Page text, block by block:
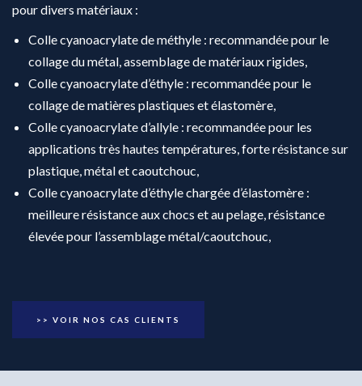
pour divers matériaux :
Colle cyanoacrylate de méthyle : recommandée pour le
collage du métal, assemblage de matériaux rigides,
Colle cyanoacrylate d’éthyle : recommandée pour le
collage de matières plastiques et élastomère,
Colle cyanoacrylate d’allyle : recommandée pour les
applications très hautes températures, forte résistance sur
plastique, métal et caoutchouc,
Colle cyanoacrylate d’éthyle chargée d’élastomère :
meilleure résistance aux chocs et au pelage, résistance
élevée pour l’assemblage métal/caoutchouc,
>> VOIR NOS CAS CLIENTS